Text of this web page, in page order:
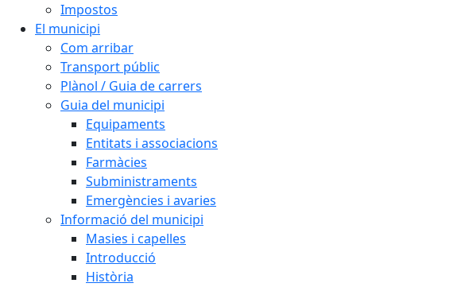
Impostos
El municipi
Com arribar
Transport públic
Plànol / Guia de carrers
Guia del municipi
Equipaments
Entitats i associacions
Farmàcies
Subministraments
Emergències i avaries
Informació del municipi
Masies i capelles
Introducció
Història